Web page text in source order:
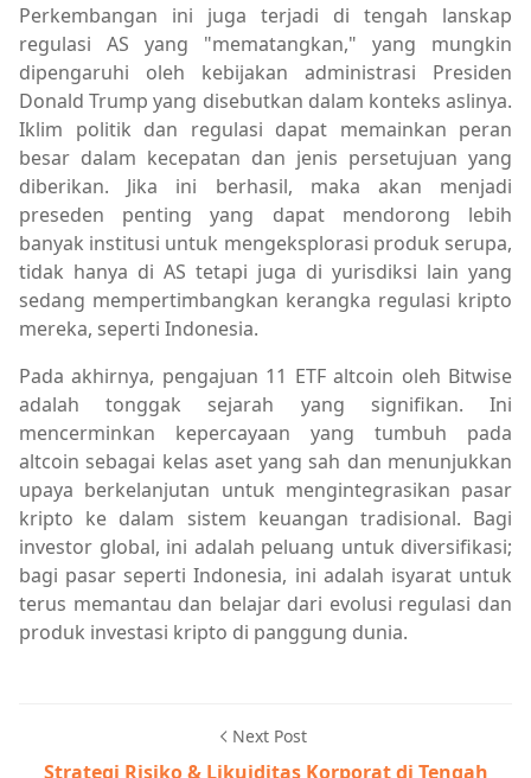
Perkembangan ini juga terjadi di tengah lanskap
regulasi AS yang "mematangkan," yang mungkin
dipengaruhi oleh kebijakan administrasi Presiden
Donald Trump yang disebutkan dalam konteks aslinya.
Iklim politik dan regulasi dapat memainkan peran
besar dalam kecepatan dan jenis persetujuan yang
diberikan. Jika ini berhasil, maka akan menjadi
preseden penting yang dapat mendorong lebih
banyak institusi untuk mengeksplorasi produk serupa,
tidak hanya di AS tetapi juga di yurisdiksi lain yang
sedang mempertimbangkan kerangka regulasi kripto
mereka, seperti Indonesia.
Pada akhirnya, pengajuan 11 ETF altcoin oleh Bitwise
adalah tonggak sejarah yang signifikan. Ini
mencerminkan kepercayaan yang tumbuh pada
altcoin sebagai kelas aset yang sah dan menunjukkan
upaya berkelanjutan untuk mengintegrasikan pasar
kripto ke dalam sistem keuangan tradisional. Bagi
investor global, ini adalah peluang untuk diversifikasi;
bagi pasar seperti Indonesia, ini adalah isyarat untuk
terus memantau dan belajar dari evolusi regulasi dan
produk investasi kripto di panggung dunia.
Next Post
Strategi Risiko & Likuiditas Korporat di Tengah